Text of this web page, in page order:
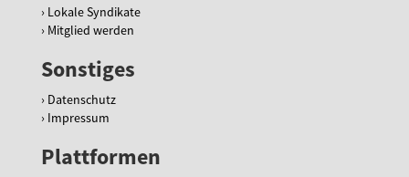
Lokale Syndikate
Mitglied werden
Sonstiges
Datenschutz
Impressum
Plattformen